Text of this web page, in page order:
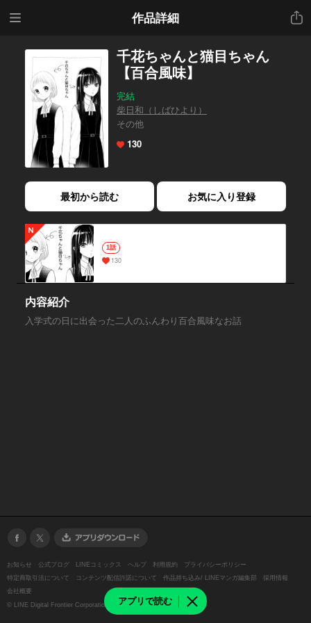
作品詳細
共有
アプリで読む
千花ちゃんと猫目ちゃん
【百合風味】
完結
柴日和（しばひより）
その他
130
最初から読む お気に入り登録
1話
130
内容紹介
入学式の日に出会った二人のふんわり百合風味なお話
お知らせ 公式ブログ LINEコミックス ヘルプ 利用規約
プライバシーポリシー
特定商取引法について
コンテンツ配信許諾について 作品持ち込み/ LINEマンガ編集部
採用情報
会社概要
© LINE Digital Frontier Corporation